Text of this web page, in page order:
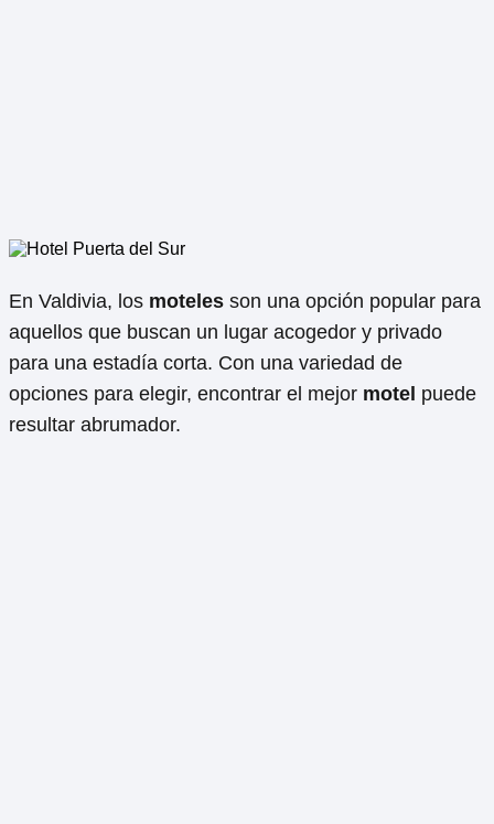
En Valdivia, los moteles son una opción popular para
aquellos que buscan un lugar acogedor y privado
para una estadía corta. Con una variedad de
opciones para elegir, encontrar el mejor motel puede
resultar abrumador.